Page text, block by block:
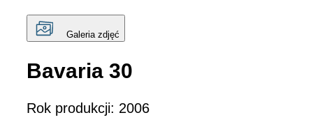
Galeria zdjęć
Bavaria 30
Rok produkcji: 2006